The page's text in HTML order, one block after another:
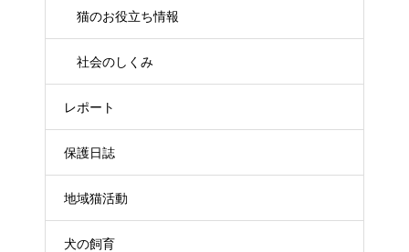
猫のお役立ち情報
社会のしくみ
レポート
保護日誌
地域猫活動
犬の飼育